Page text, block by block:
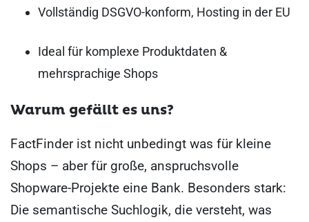
Vollständig DSGVO-konform, Hosting in der EU
Ideal für komplexe Produktdaten &
mehrsprachige Shops
Warum gefällt es uns?
FactFinder ist nicht unbedingt was für kleine
Shops – aber für große, anspruchsvolle
Shopware-Projekte eine Bank. Besonders stark:
Die semantische Suchlogik, die versteht, was